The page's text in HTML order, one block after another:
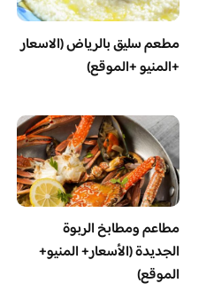
مطعم سليق بالرياض (الاسعار
+المنيو +الموقع)
مطاعم ومطابخ الربوة
الجديدة (الأسعار+ المنيو+
الموقع)